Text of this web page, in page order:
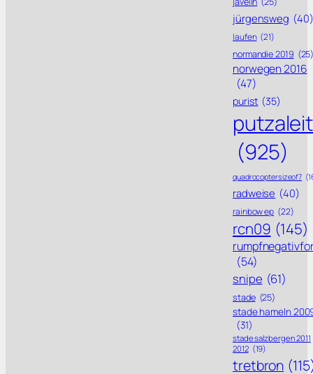
jürgensweg (40)
laufen (21)
normandie 2019
norwegen 2016
(47)
purist (35)
putzaleit
(925)
quadrocoptersizeof7
radweise (40)
rainbow ep (22)
rcn09 (145)
(54)
snipe (61)
stade (25)
stade hameln
(31)
stade salzbergen 2011
2012 (19)
tretbron